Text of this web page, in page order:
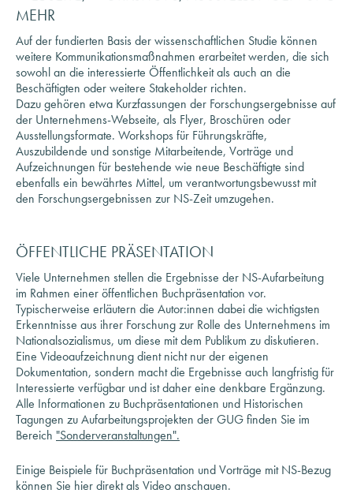
Auf der fundierten Basis der wissenschaftlichen Studie können
weitere Kommunikationsmaßnahmen erarbeitet werden, die sich
sowohl an die interessierte Öffentlichkeit als auch an die
Beschäftigten oder weitere Stakeholder richten.
Dazu gehören etwa Kurzfassungen der Forschungsergebnisse auf
der Unternehmens-Webseite, als Flyer, Broschüren oder
Ausstellungsformate. Workshops für Führungskräfte,
Auszubildende und sonstige Mitarbeitende, Vorträge und
Aufzeichnungen für bestehende wie neue Beschäftigte sind
ebenfalls ein bewährtes Mittel, um verantwortungsbewusst mit
den Forschungsergebnissen zur NS-Zeit umzugehen.
Viele Unternehmen stellen die Ergebnisse der NS-Aufarbeitung
im Rahmen einer öffentlichen Buchpräsentation vor.
Typischerweise erläutern die Autor:innen dabei die wichtigsten
Erkenntnisse aus ihrer Forschung zur Rolle des Unternehmens im
Nationalsozialismus, um diese mit dem Publikum zu diskutieren.
Eine Videoaufzeichnung dient nicht nur der eigenen
Dokumentation, sondern macht die Ergebnisse auch langfristig für
Interessierte verfügbar und ist daher eine denkbare Ergänzung.
Alle Informationen zu Buchpräsentationen und Historischen
Tagungen zu Aufarbeitungsprojekten der GUG finden Sie im
Bereich"Sonderveranstaltungen".
Einige Beispiele für Buchpräsentation und Vorträge mit NS-Bezug